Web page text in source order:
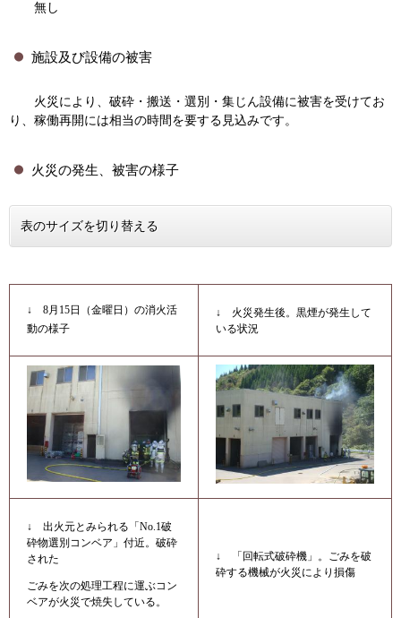
無し
施設及び設備の被害
火災により、破砕・搬送・選別・集じん設備に被害を受けてお
り、稼働再開には相当の時間を要する見込みです。
火災の発生、被害の様子
表のサイズを切り替える
↓ 8月15日（金曜日）の消火活
動の様子
↓ 火災発生後。黒煙が発生して
いる状況
↓ 出火元とみられる「No.1破
砕物選別コンベア」付近。破砕
された
ごみを次の処理工程に運ぶコン
ベアが火災で焼失している。
↓ 「回転式破砕機」。ごみを破
砕する機械が火災により損傷